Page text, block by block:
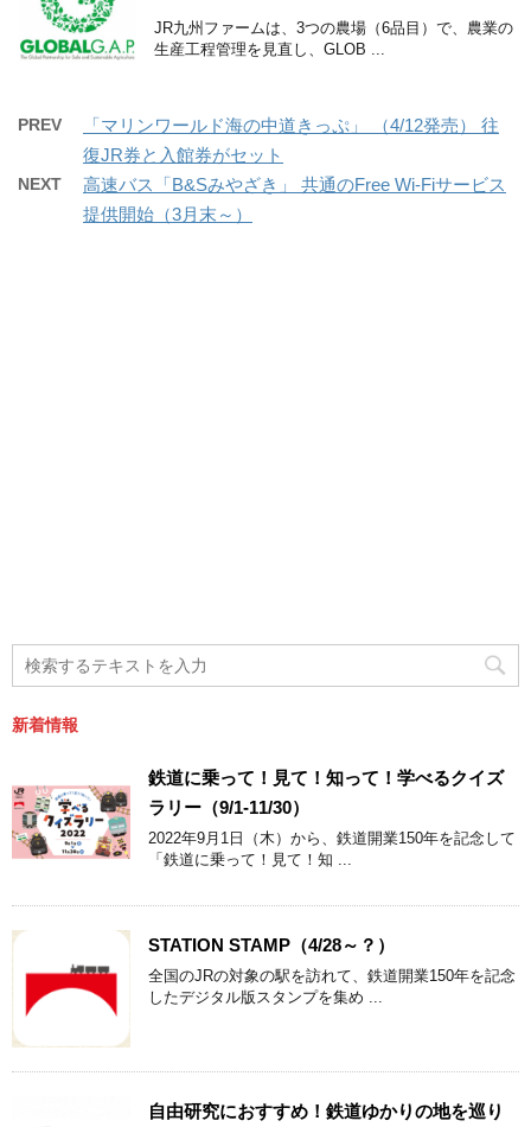
JR九州ファームは、3つの農場（6品目）で、農業の
生産工程管理を見直し、GLOB ...
PREV
「マリンワールド海の中道きっぷ」 （4/12発売） 往
復JR券と入館券がセット
NEXT
高速バス「B&Sみやざき」 共通のFree Wi-Fiサービス
提供開始（3月末～）
新着情報
鉄道に乗って！見て！知って！学べるクイズ
ラリー（9/1-11/30）
2022年9月1日（木）から、鉄道開業150年を記念して
「鉄道に乗って！見て！知 ...
STATION STAMP（4/28～？）
全国のJRの対象の駅を訪れて、鉄道開業150年を記念
したデジタル版スタンプを集め ...
自由研究におすすめ！鉄道ゆかりの地を巡り